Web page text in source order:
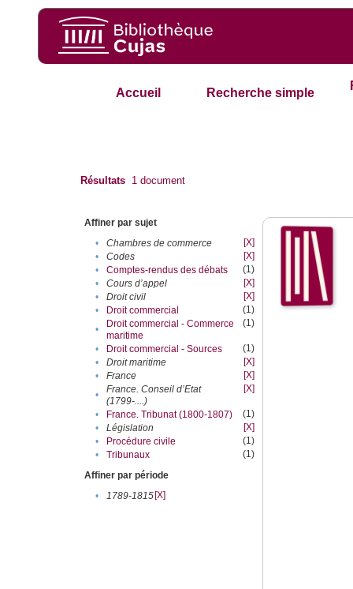
Accueil Recherche simple
Résultats 1 document
Affiner par sujet
•
Chambres de commerce
[X]
•
Codes
[X]
•
Comptes-rendus des débats
(1)
•
Cours d’appel
[X]
•
Droit civil
[X]
•
Droit commercial
(1)
•
Droit commercial - Commerce
maritime
(1)
• Droit commercial - Sources
(1)
•
Droit maritime
[X]
•
France
[X]
•
France. Conseil d’Etat
(1799-....)
[X]
• France. Tribunat (1800-1807)
(1)
•
Législation
[X]
•
Procédure civile
(1)
•
Tribunaux
(1)
Affiner par période
•
1789-1815[X]